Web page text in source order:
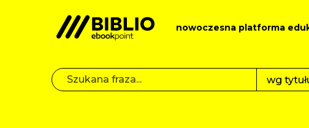
nowoczesna platforma